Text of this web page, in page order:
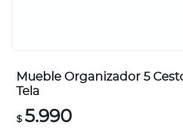
Mueble Organizador 5
Tela
$ 5.990